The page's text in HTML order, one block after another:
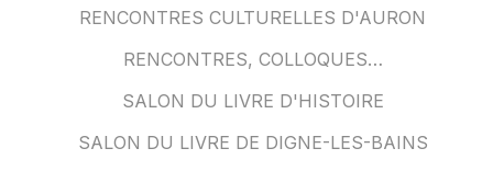
RENCONTRES CULTURELLES D'AURON
RENCONTRES, COLLOQUES…
SALON DU LIVRE D'HISTOIRE
SALON DU LIVRE DE DIGNE-LES-BAINS